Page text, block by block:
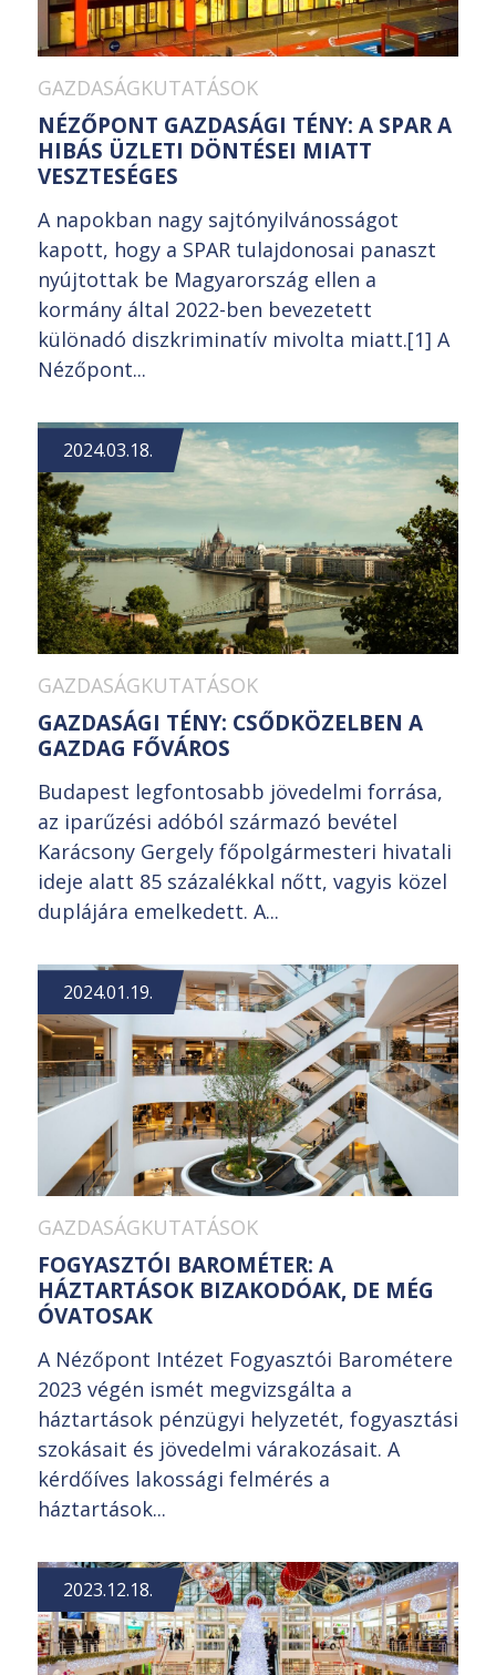
GAZDASÁGKUTATÁSOK
NÉZŐPONT GAZDASÁGI TÉNY: A SPAR A
HIBÁS ÜZLETI DÖNTÉSEI MIATT
VESZTESÉGES
A napokban nagy sajtónyilvánosságot
kapott, hogy a SPAR tulajdonosai panaszt
nyújtottak be Magyarország ellen a
kormány által 2022-ben bevezetett
különadó diszkriminatív mivolta miatt.[1] A
Nézőpont...
2024.03.18.
GAZDASÁGKUTATÁSOK
GAZDASÁGI TÉNY: CSŐDKÖZELBEN A
GAZDAG FŐVÁROS
Budapest legfontosabb jövedelmi forrása,
az iparűzési adóból származó bevétel
Karácsony Gergely főpolgármesteri hivatali
ideje alatt 85 százalékkal nőtt, vagyis közel
duplájára emelkedett. A...
2024.01.19.
GAZDASÁGKUTATÁSOK
FOGYASZTÓI BAROMÉTER: A
HÁZTARTÁSOK BIZAKODÓAK, DE MÉG
ÓVATOSAK
A Nézőpont Intézet Fogyasztói Barométere
2023 végén ismét megvizsgálta a
háztartások pénzügyi helyzetét, fogyasztási
szokásait és jövedelmi várakozásait. A
kérdőíves lakossági felmérés a
háztartások...
2023.12.18.